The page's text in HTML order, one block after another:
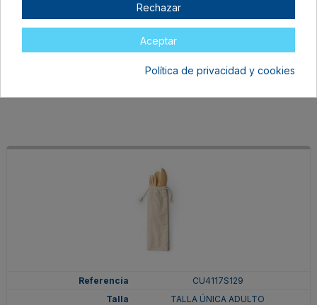
TALLA ÚNICA ADULTO
CU4117S129
TALLA ÚNICA ADULTO
Rechazar
Aceptar
Política de privacidad y cookies